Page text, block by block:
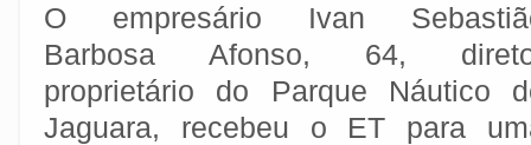
O empresário Ivan
Barbosa Afonso, 64,
proprietário do Parque Náutico
Jaguara, recebeu o ET para